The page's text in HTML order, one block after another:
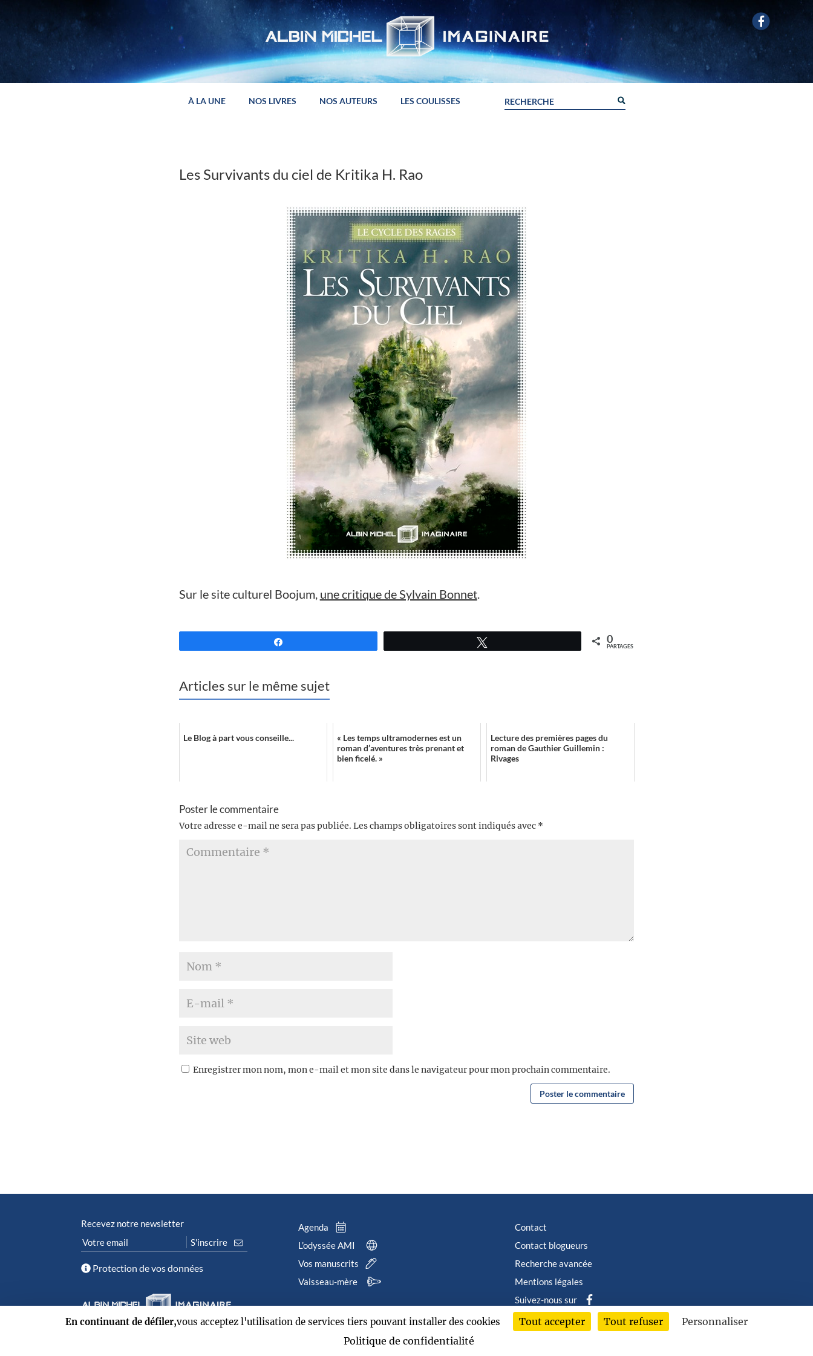
À LA UNE NOS LIVRES NOS AUTEURS LES COULISSES
Les Survivants du ciel de Kritika H. Rao
Sur le site culturel Boojum, une critique de Sylvain Bonnet.
0
PARTAGES
Articles sur le même sujet
Le Blog à part vous conseille...
« Les temps ultramodernes est un
roman d’aventures très prenant et
bien ficelé. »
Lecture des premières pages du
roman de Gauthier Guillemin :
Rivages
Poster le commentaire
Votre adresse e-mail ne sera pas publiée. Les champs obligatoires sont indiqués avec *
Enregistrer mon nom, mon e-mail et mon site dans le navigateur pour mon prochain commentaire.
Recevez notre newsletter
Protection de vos données
Agenda
L’odyssée AMI
Vos manuscrits
Vaisseau-mère
Contact
Contact blogueurs
Recherche avancée
Mentions légales
Suivez-nous sur
2026 © Albin Michel Imaginaire - Tous droits réservés
En continuant de défiler,vous acceptez l'utilisation de services tiers pouvant installer des cookies Tout accepter Tout refuser
Personnaliser
Politique de confidentialité